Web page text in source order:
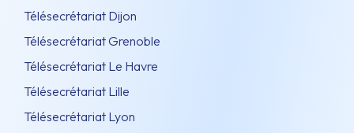
Télésecrétariat Dijon
Télésecrétariat Grenoble
Télésecrétariat Le Havre
Télésecrétariat Lille
Télésecrétariat Lyon